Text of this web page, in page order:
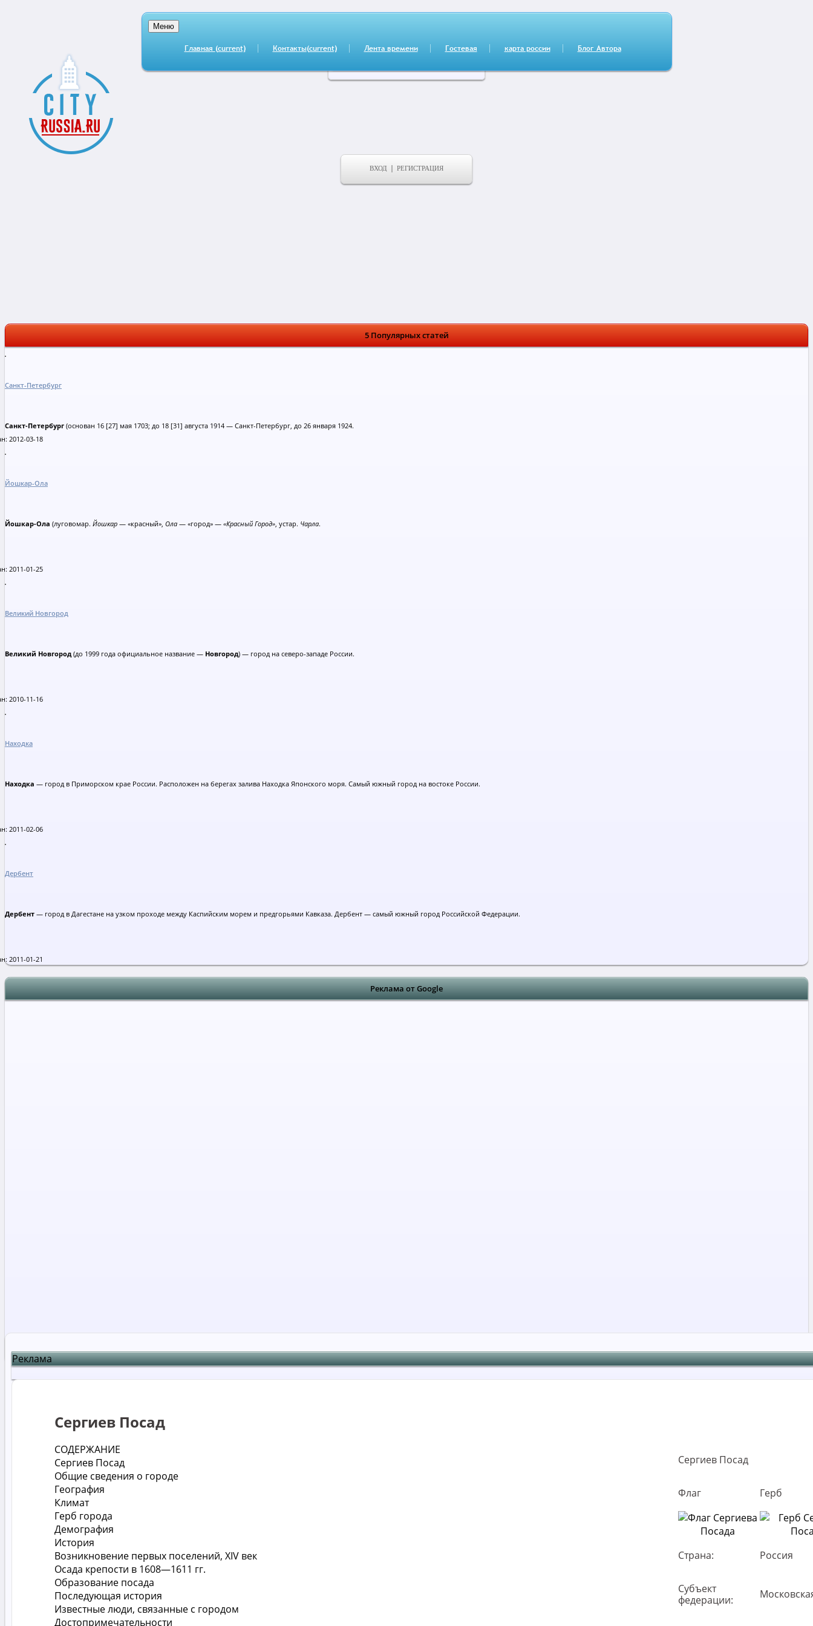
Меню
Главная (current) Контакты(current) Лента времени Гостевая карта россии Блог Автора
ВХОД РЕГИСТРАЦИЯ
5 Популярных статей
Санкт-Петербург
Санкт-Петербург (основан 16 [27] мая 1703; до 18 [31] августа 1914 — Санкт-Петербург, до 26 января 1924.
2012-03-18
Йошкар-Ола
Йошкар-Ола (луговомар. Йошкар — «красный», Ола — «город» — «Красный Город», устар. Чарла.
2011-01-25
Великий Новгород
Великий Новгород(до 1999 года официальное название — Новгород) — город на северо-западе России.
2010-11-16
Находка
Находка — город в Приморском крае России. Расположен на берегах залива Находка Японского моря. Самый южный город на востоке России.
2011-02-06
Дербент
Дербент — город в Дагестане на узком проходе между Каспийским морем и предгорьями Кавказа. Дербент — самый южный город Российской Федерации.
2011-01-21
Реклама от Google
Реклама
Сергиев Посад
Сергиев Посад
Флаг Герб
Страна: Россия
Субъект
федерации:
СОДЕРЖАНИЕ
Сергиев Посад
Общие сведения о городе
География
Климат
Герб города
Демография
История
Возникновение первых поселений, XIV век
Осада крепости в 1608—1611 гг.
Образование посада
Последующая история
Известные люди, связанные с городом
Достопримечательности